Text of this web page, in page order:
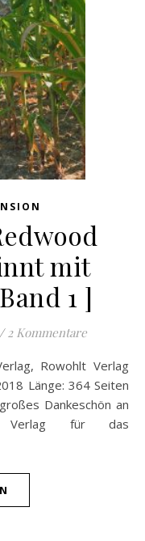
mit
1 ]
/ 2 Kommentare
Länge: 364 Seiten
Dankeschön an
Verlag für das